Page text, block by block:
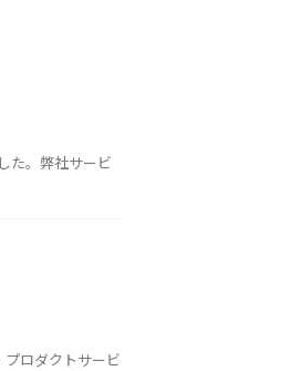
た。弊社サービ
プロダクトサービ